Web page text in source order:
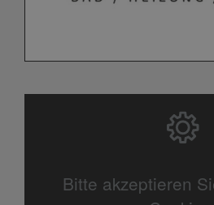
Bitte akzeptieren